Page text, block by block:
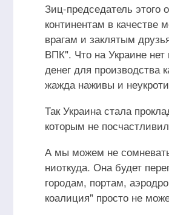
Зиц-председатель этого
континентам в
врагам и заклятым
ВПК". Что на Украине
денег для производства
жажда наживы и
Так Украина стала
которым не
А мы можем не
ниоткуда. Она будет
городам, портам,
коалиция" просто не